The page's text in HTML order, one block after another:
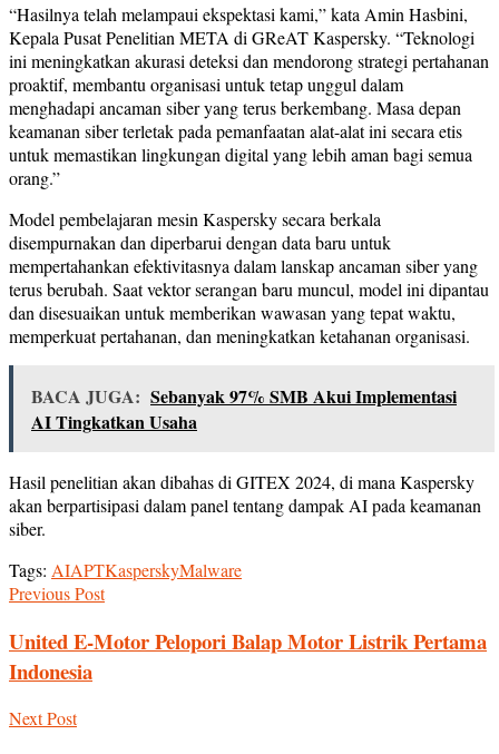
“Hasilnya telah melampaui ekspektasi kami,” kata Amin Hasbini,
Kepala Pusat Penelitian META di GReAT Kaspersky. “Teknologi
ini meningkatkan akurasi deteksi dan mendorong strategi pertahanan
proaktif, membantu organisasi untuk tetap unggul dalam
menghadapi ancaman siber yang terus berkembang. Masa depan
keamanan siber terletak pada pemanfaatan alat-alat ini secara etis
untuk memastikan lingkungan digital yang lebih aman bagi semua
orang.”
Model pembelajaran mesin Kaspersky secara berkala
disempurnakan dan diperbarui dengan data baru untuk
mempertahankan efektivitasnya dalam lanskap ancaman siber yang
terus berubah. Saat vektor serangan baru muncul, model ini dipantau
dan disesuaikan untuk memberikan wawasan yang tepat waktu,
memperkuat pertahanan, dan meningkatkan ketahanan organisasi.
BACA JUGA: Sebanyak 97% SMB Akui Implementasi
AI Tingkatkan Usaha
Hasil penelitian akan dibahas di GITEX 2024, di mana Kaspersky
akan berpartisipasi dalam panel tentang dampak AI pada keamanan
siber.
Tags: AIAPTKasperskyMalware
Previous Post
United E-Motor Pelopori Balap Motor Listrik Pertama
Indonesia
Next Post